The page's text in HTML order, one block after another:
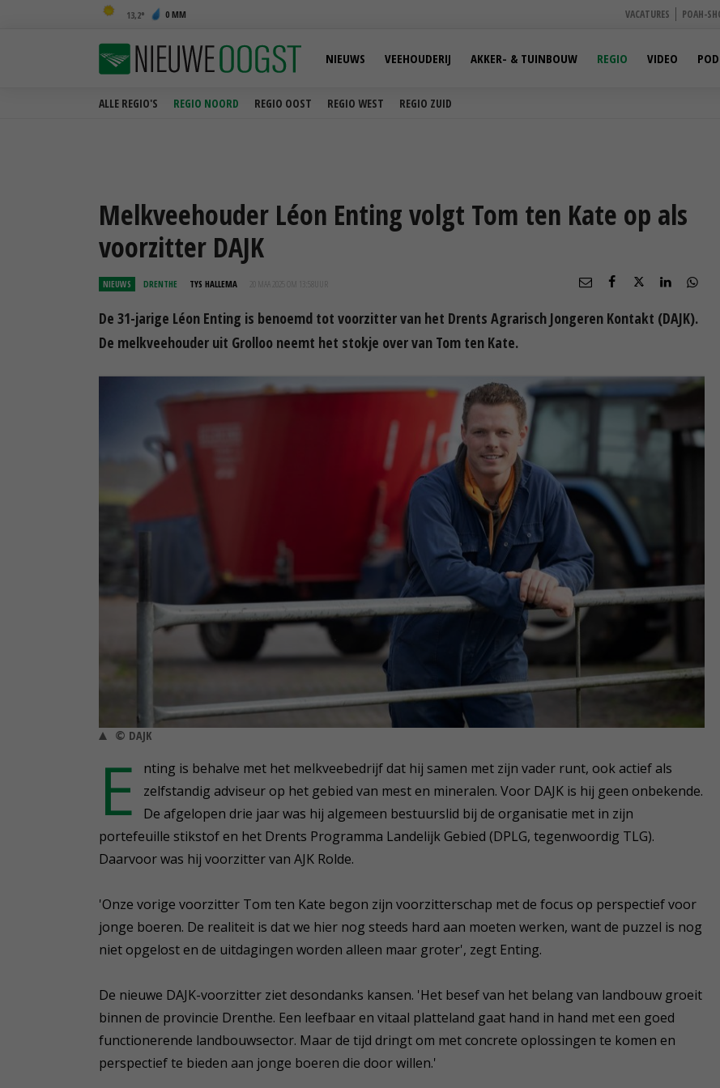
13,2 0 MM VACATURES POAH-
ALLE REGIO'S REGIO NOORD REGIO OOST REGIO WEST REGIO ZUID
NIEUWS VEEHOUDERIJ AKKER- & TUINBOUW REGIO VIDEO
Melkveehouder Léon Enting volgt Tom ten Kate op als
voorzitter DAJK
NIEUWS DRENTHE TYS HALLEMA 20 MAA 2025 OM 13:58
De 31-jarige Léon Enting is benoemd tot voorzitter van het Drents Agrarisch Jongeren Kontakt (DAJK).
De melkveehouder uit Grolloo neemt het stokje over van Tom ten Kate.
© DAJK
E
nting is behalve met het melkveebedrijf dat hij samen met zijn vader runt, ook actief als
zelfstandig adviseur op het gebied van mest en mineralen. Voor DAJK is hij geen onbekende.
De afgelopen drie jaar was hij algemeen bestuurslid bij de organisatie met in zijn
portefeuille stikstof en het Drents Programma Landelijk Gebied (DPLG, tegenwoordig TLG).
Daarvoor was hij voorzitter van AJK Rolde.
'Onze vorige voorzitter Tom ten Kate begon zijn voorzitterschap met de focus op perspectief voor
jonge boeren. De realiteit is dat we hier nog steeds hard aan moeten werken, want de puzzel is nog
niet opgelost en de uitdagingen worden alleen maar groter', zegt Enting.
De nieuwe DAJK-voorzitter ziet desondanks kansen. 'Het besef van het belang van landbouw groeit
binnen de provincie Drenthe. Een leefbaar en vitaal platteland gaat hand in hand met een goed
functionerende landbouwsector. Maar de tijd dringt om met concrete oplossingen te komen en
perspectief te bieden aan jonge boeren die door willen.'